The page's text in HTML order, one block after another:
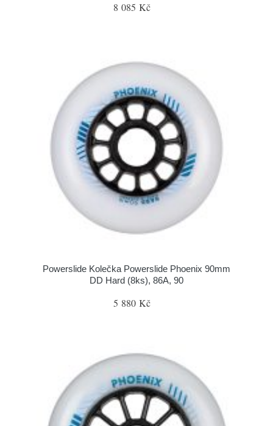
8 085 Kč
Powerslide Kolečka Powerslide Phoenix 90mm
DD Hard (8ks), 86A, 90
5 880 Kč